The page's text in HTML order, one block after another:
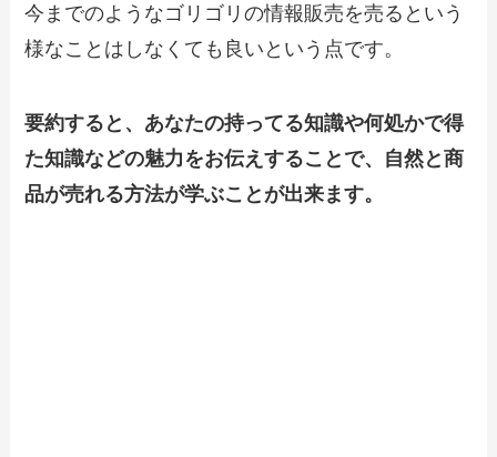
今までのようなゴリゴリの情報販売を売るという
様なことはしなくても良いという点です。
要約すると、あなたの持ってる知識や何処かで得
た知識などの魅力をお伝えすることで、自然と商
品が売れる方法が学ぶことが出来ます。